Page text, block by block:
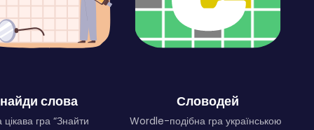
слова
гра “Знайти
Словодей
Wordle-подібна гра українською